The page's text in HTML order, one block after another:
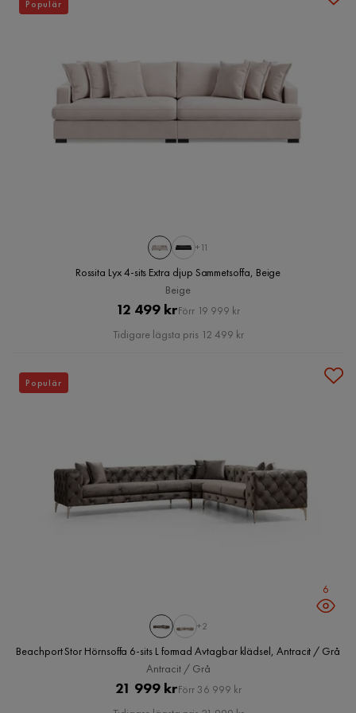
+11
Rossita Lyx 4-sits Extra djup Sammetsoffa, Beige
Beige
Pris
12 499 krOriginal
Pris
Förr 19 999 kr
Tidigare lägsta pris 12 499 kr
Populär
6
+2
Beachport Stor Hörnsoffa 6-sits L formad Avtagbar klädsel, Antracit / Grå
Antracit / Grå
Pris
21 999 krOriginal
Pris
Förr 36 999 kr
Populär